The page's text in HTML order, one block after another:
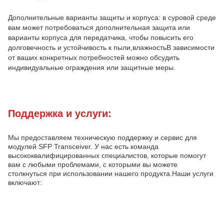
Дополнительные варианты защиты и корпуса: в суровой среде
вам может потребоваться дополнительная защита или
варианты корпуса для передатчика, чтобы повысить его
долговечность и устойчивость к пыли,влажностьВ зависимости
от ваших конкретных потребностей можно обсудить
индивидуальные ограждения или защитные меры.
Поддержка и услуги:
Мы предоставляем техническую поддержку и сервис для
модулей SFP Transceiver. У нас есть команда
высококвалифицированных специалистов, которые помогут
вам с любыми проблемами, с которыми вы можете
столкнуться при использовании нашего продукта.Наши услуги
включают: